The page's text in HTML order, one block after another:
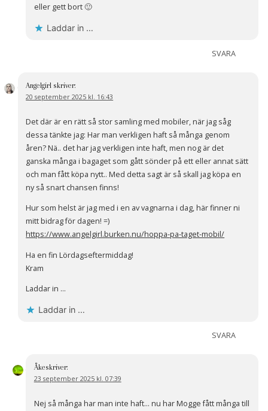
eller gett bort 🙂
Laddar in …
SVARA
Angelgirl skriver:
20 september 2025 kl. 16:43
Det där är en rätt så stor samling med mobiler, när jag såg
dessa tänkte jag: Har man verkligen haft så många genom
åren? Nä.. det har jag verkligen inte haft, men nog är det
ganska många i bagaget som gått sönder på ett eller annat sätt
och man fått köpa nytt.. Med detta sagt är så skall jag köpa en
ny så snart chansen finns!
Hur som helst är jag med i en av vagnarna i dag, här finner ni
mitt bidrag för dagen! =)
https://www.angelgirl.burken.nu/hoppa-pa-taget-mobil/
Ha en fin Lördagseftermiddag!
Kram
Laddar in …
Laddar in …
SVARA
Åkeskriver:
23 september 2025 kl. 07:39
Nej så många har man inte haft… nu har Mogge fått många till